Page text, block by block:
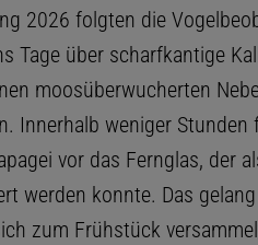
2026 folgten die
Tage über scharfkantige
moosüberwucherten
Innerhalb weniger
vor das Fernglas, der
werden konnte. Das
zum Frühstück